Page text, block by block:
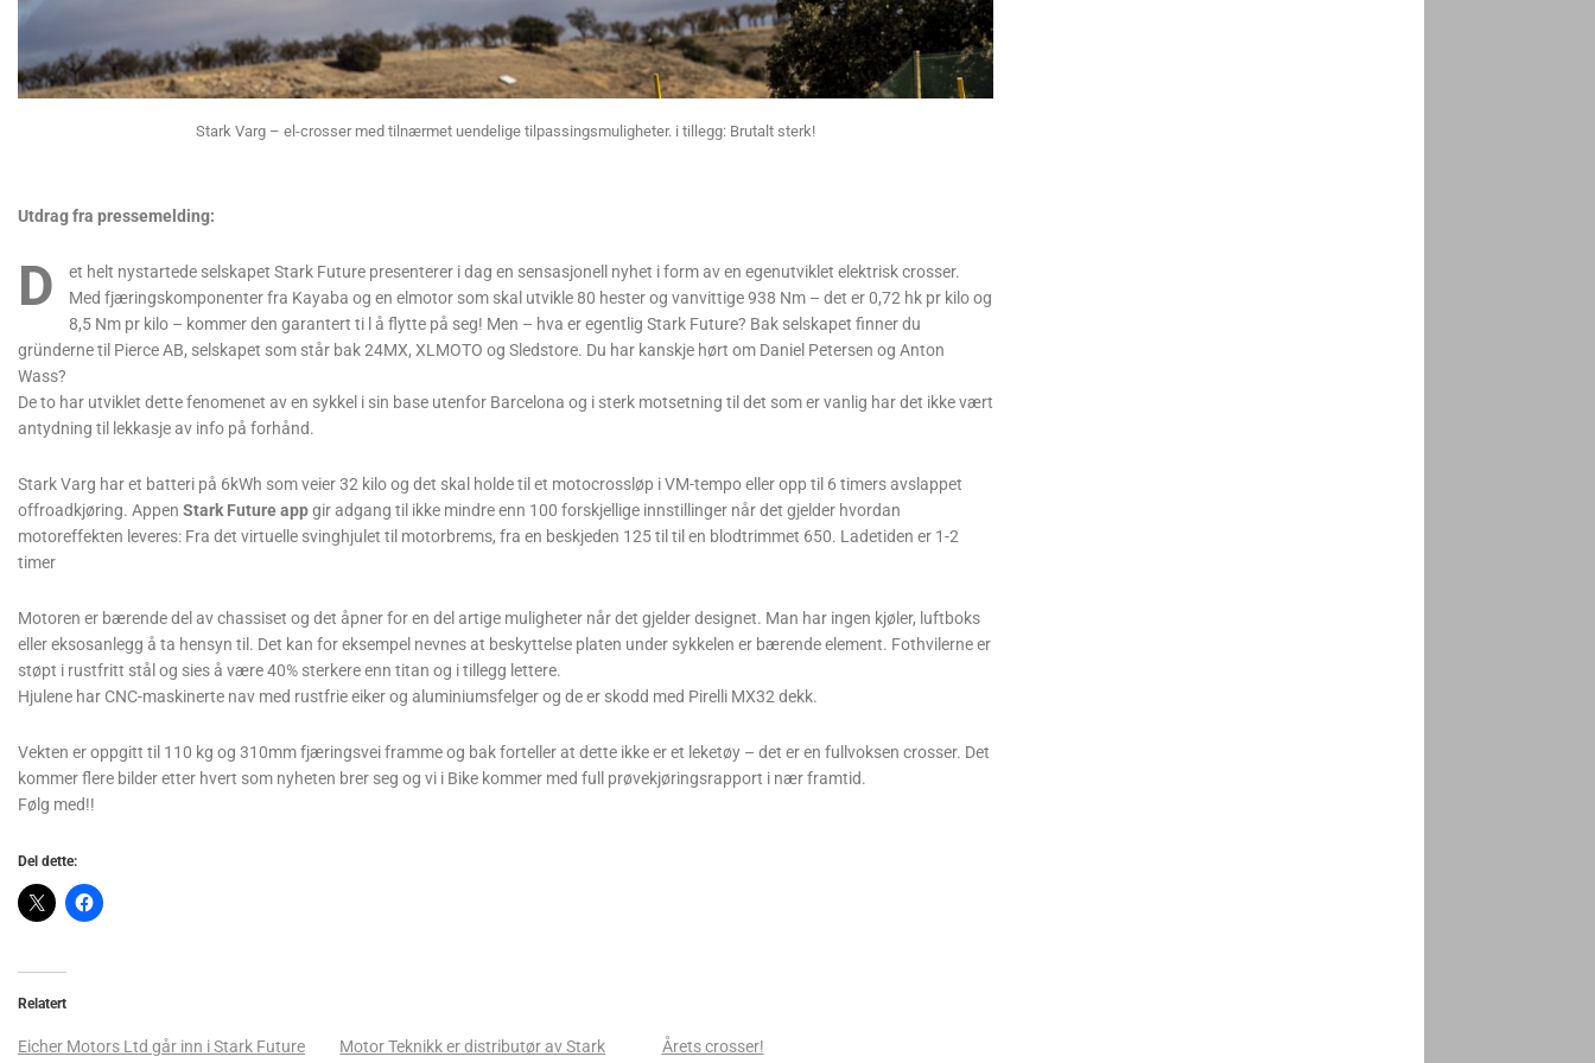
Stark Varg – el-crosser med tilnærmet uendelige tilpassingsmuligheter. i tillegg: Brutalt sterk!
Utdrag fra pressemelding:
D
et helt nystartede selskapet Stark Future presenterer i dag en sensasjonell nyhet i form av en egenutviklet elektrisk crosser.
Med fjæringskomponenter fra Kayaba og en elmotor som skal utvikle 80 hester og vanvittige 938 Nm – det er 0,72 hk pr kilo og
8,5 Nm pr kilo – kommer den garantert ti l å flytte på seg! Men – hva er egentlig Stark Future? Bak selskapet finner du
gründerne til Pierce AB, selskapet som står bak 24MX, XLMOTO og Sledstore. Du har kanskje hørt om Daniel Petersen og Anton
Wass?
De to har utviklet dette fenomenet av en sykkel i sin base utenfor Barcelona og i sterk motsetning til det som er vanlig har det ikke vært
antydning til lekkasje av info på forhånd.
Stark Varg har et batteri på 6kWh som veier 32 kilo og det skal holde til et motocrossløp i VM-tempo eller opp til 6 timers avslappet
offroadkjøring. Appen Stark Future appgir adgang til ikke mindre enn 100 forskjellige innstillinger når det gjelder hvordan
motoreffekten leveres: Fra det virtuelle svinghjulet til motorbrems, fra en beskjeden 125 til til en blodtrimmet 650. Ladetiden er 1-2
timer
Motoren er bærende del av chassiset og det åpner for en del artige muligheter når det gjelder designet. Man har ingen kjøler, luftboks
eller eksosanlegg å ta hensyn til. Det kan for eksempel nevnes at beskyttelse platen under sykkelen er bærende element. Fothvilerne er
støpt i rustfritt stål og sies å være 40% sterkere enn titan og i tillegg lettere.
Hjulene har CNC-maskinerte nav med rustfrie eiker og aluminiumsfelger og de er skodd med Pirelli MX32 dekk.
Vekten er oppgitt til 110 kg og 310mm fjæringsvei framme og bak forteller at dette ikke er et leketøy – det er en fullvoksen crosser. Det
kommer flere bilder etter hvert som nyheten brer seg og vi i Bike kommer med full prøvekjøringsrapport i nær framtid.
Følg med!!
Del dette:
Relatert
Eicher Motors Ltd går inn i Stark Future
Motor Teknikk er distributør av Stark
Årets crosser!